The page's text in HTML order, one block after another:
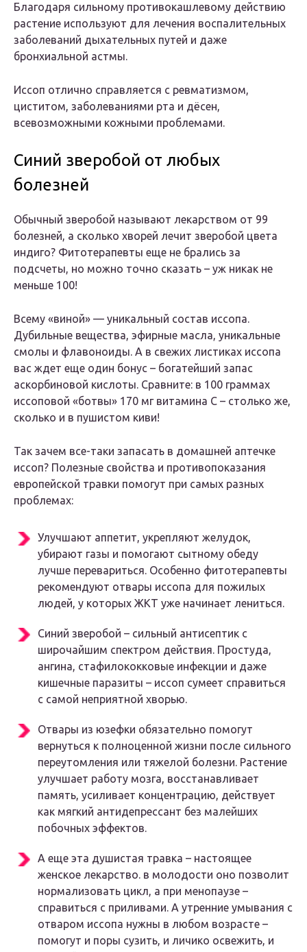
Благодаря сильному противокашлевому действию
растение используют для лечения воспалительных
заболеваний дыхательных путей и даже
бронхиальной астмы.
Иссоп отлично справляется с ревматизмом,
циститом, заболеваниями рта и дёсен,
всевозможными кожными проблемами.
Синий зверобой от любых
болезней
Обычный зверобой называют лекарством от 99
болезней, а сколько хворей лечит зверобой цвета
индиго? Фитотерапевты еще не брались за
подсчеты, но можно точно сказать – уж никак не
меньше 100!
Всему «виной» — уникальный состав иссопа.
Дубильные вещества, эфирные масла, уникальные
смолы и флавоноиды. А в свежих листиках иссопа
вас ждет еще один бонус – богатейший запас
аскорбиновой кислоты. Сравните: в 100 граммах
иссоповой «ботвы» 170 мг витамина С – столько же,
сколько и в пушистом киви!
Так зачем все-таки запасать в домашней аптечке
иссоп? Полезные свойства и противопоказания
европейской травки помогут при самых разных
проблемах:
Улучшают аппетит, укрепляют желудок,
убирают газы и помогают сытному обеду
лучше перевариться. Особенно фитотерапевты
рекомендуют отвары иссопа для пожилых
людей, у которых ЖКТ уже начинает лениться.
Синий зверобой – сильный антисептик с
широчайшим спектром действия. Простуда,
ангина, стафилококковые инфекции и даже
кишечные паразиты – иссоп сумеет справиться
с самой неприятной хворью.
Отвары из юзефки обязательно помогут
вернуться к полноценной жизни после сильного
переутомления или тяжелой болезни. Растение
улучшает работу мозга, восстанавливает
память, усиливает концентрацию, действует
как мягкий антидепрессант без малейших
побочных эффектов.
А еще эта душистая травка – настоящее
женское лекарство. в молодости оно позволит
нормализовать цикл, а при менопаузе –
справиться с приливами. А утренние умывания с
отваром иссопа нужны в любом возрасте –
помогут и поры сузить, и личико освежить, и